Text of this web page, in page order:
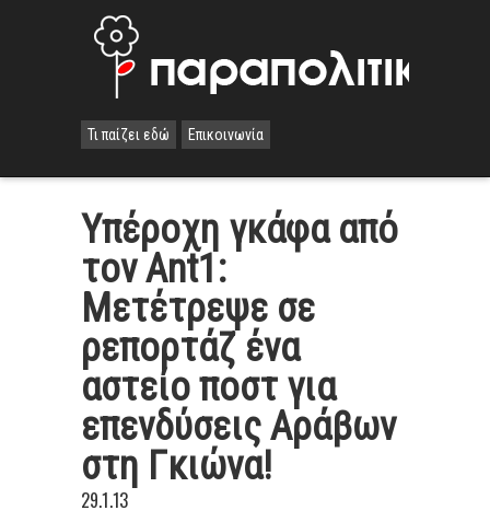
Τι παίζει εδώ Επικοινωνία
Υπέροχη γκάφα από
τον Ant1:
Μετέτρεψε σε
ρεπορτάζ ένα
αστείο ποστ για
επενδύσεις Αράβων
στη Γκιώνα!
29.1.13